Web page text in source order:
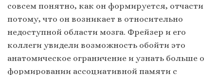
совсем понятно, как он формируется, отчасти
потому, что он возникает в относительно
недоступной области мозга. Фрейзер и его
коллеги увидели возможность обойти это
анатомическое ограничение и узнать больше о
формировании ассоциативной памяти с